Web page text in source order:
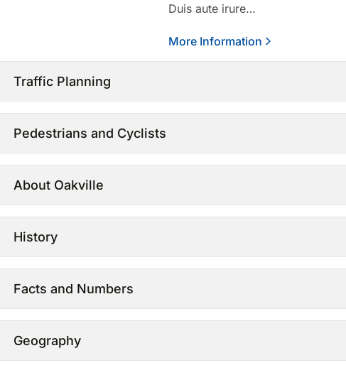
Duis aute irure…
More Information
Traffic Planning
Pedestrians and Cyclists
About Oakville
History
Facts and Numbers
Geography